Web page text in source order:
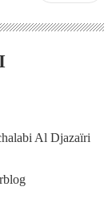
Al Djazaïri